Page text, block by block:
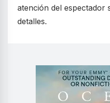
atención del espectador
detalles.